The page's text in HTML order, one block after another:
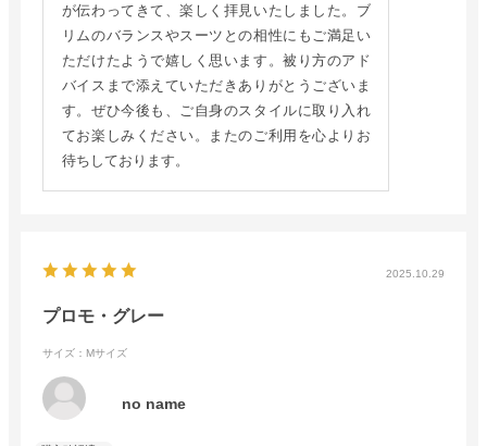
が伝わってきて、楽しく拝見いたしました。ブ
リムのバランスやスーツとの相性にもご満足い
ただけたようで嬉しく思います。被り方のアド
バイスまで添えていただきありがとうございま
す。ぜひ今後も、ご自身のスタイルに取り入れ
てお楽しみください。またのご利用を心よりお
待ちしております。
2025.10.29
プロモ・グレー
サイズ：Mサイズ
no name